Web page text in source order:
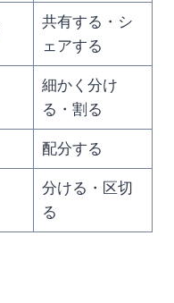
共有する・シ
ェアする
細かく分け
る・割る
配分する
分ける・区切
る